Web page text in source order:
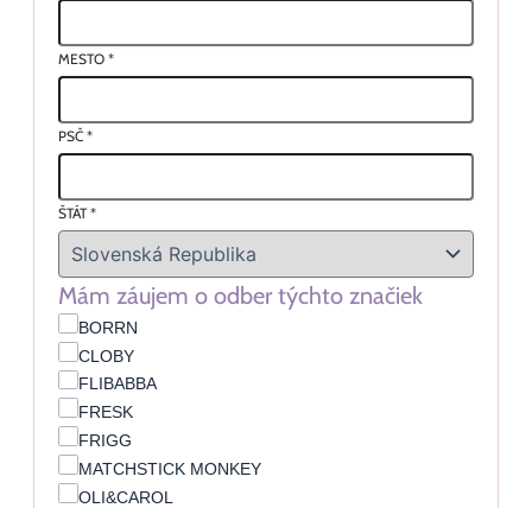
MESTO *
PSČ *
ŠTÁT*
Mám záujem o odber týchto značiek
BORRN
CLOBY
FLIBABBA
FRESK
FRIGG
MATCHSTICK MONKEY
OLI&CAROL